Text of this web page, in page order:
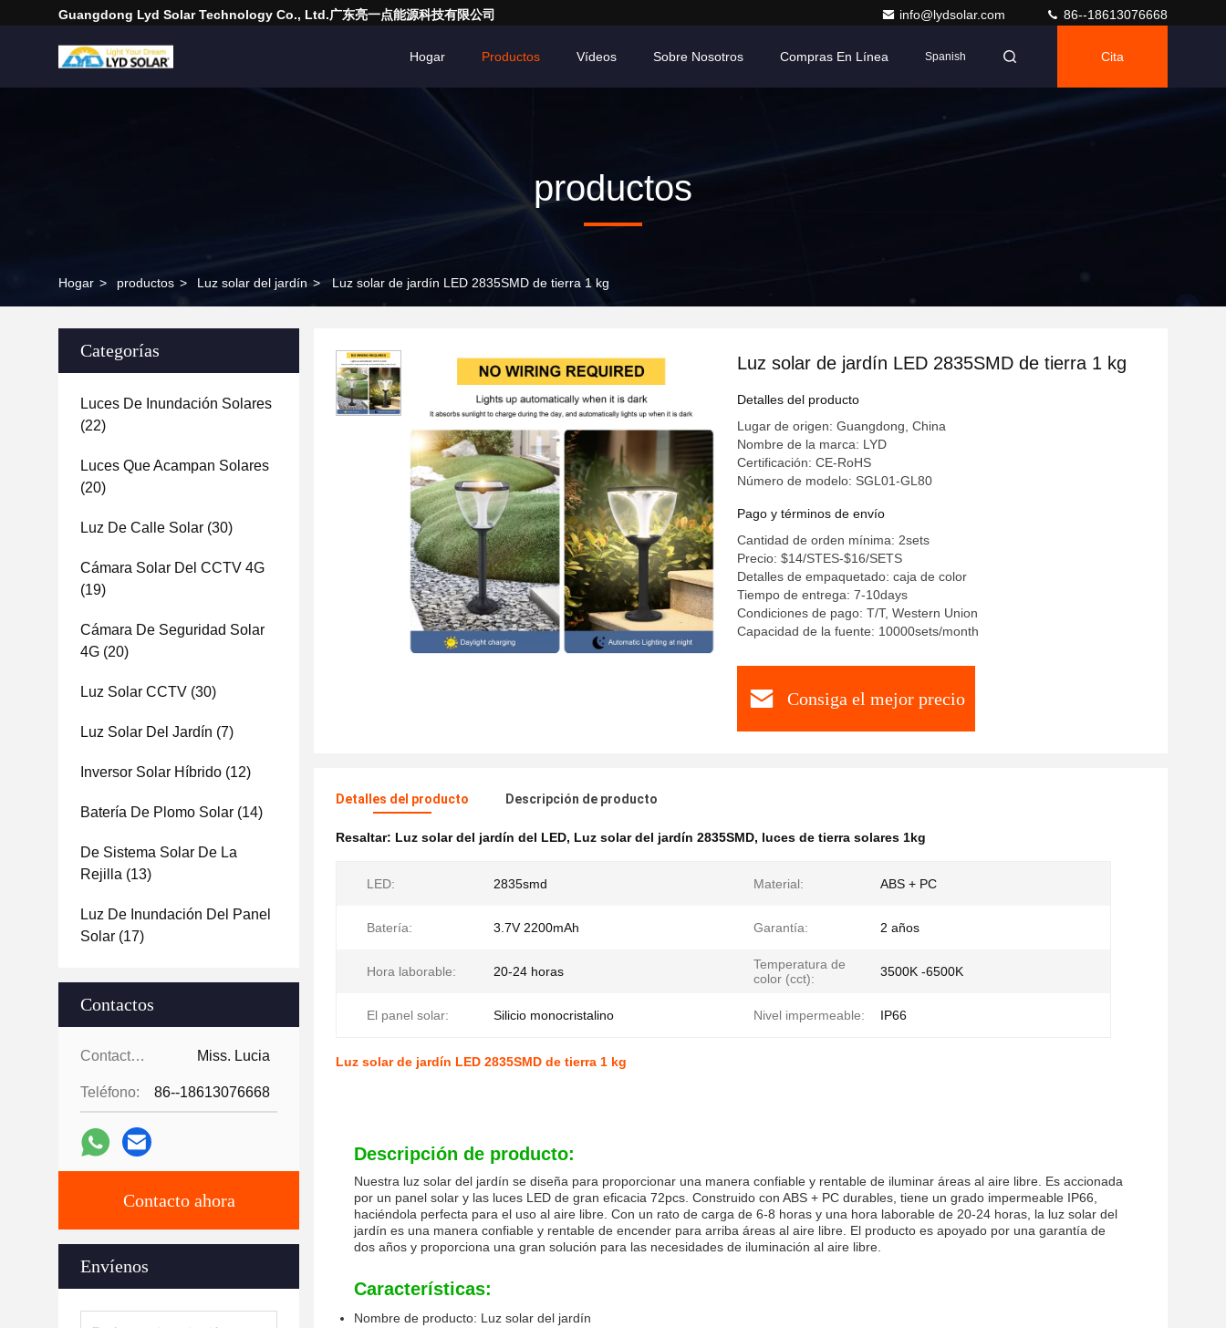
Guangdong Lyd Solar Technology Co., Ltd.广东亮一点能源科技有限公司 info@lydsolar.com 86--18613076668
Hogar Productos Vídeos Sobre Nosotros Compras En Línea Spanish Cita
productos
Hogar > productos > Luz solar del jardín > Luz solar de jardín LED 2835SMD de tierra 1 kg
Categorías
Luces De Inundación Solares
(22)
Luces Que Acampan Solares
(20)
Luz De Calle Solar (30)
Cámara Solar Del CCTV 4G
(19)
Cámara De Seguridad Solar
4G (20)
Luz Solar CCTV (30)
Luz Solar Del Jardín (7)
Inversor Solar Híbrido (12)
Batería De Plomo Solar (14)
De Sistema Solar De La
Rejilla (13)
Luz De Inundación Del Panel
Solar (17)
Contactos
Contactos: Miss. Lucia
Teléfono: 86--18613076668
Contacto ahora
Envíenos
Luz solar de jardín LED 2835SMD de tierra 1 kg
Detalles del producto
Lugar de origen: Guangdong, China
Nombre de la marca: LYD
Certificación: CE-RoHS
Número de modelo: SGL01-GL80
Pago y términos de envío
Cantidad de orden mínima: 2sets
Precio: $14/STES-$16/SETS
Detalles de empaquetado: caja de color
Tiempo de entrega: 7-10days
Condiciones de pago: T/T, Western Union
Capacidad de la fuente: 10000sets/month
Consiga el mejor precio
Detalles del producto Descripción de producto
Resaltar: Luz solar del jardín del LED, Luz solar del jardín 2835SMD, luces de tierra solares 1kg
LED: 2835smd Material: ABS + PC
Batería: 3.7V 2200mAh Garantía: 2 años
Hora laborable: 20-24 horas
Temperatura de
color (cct):
3500K -6500K
El panel solar: Silicio monocristalino Nivel impermeable: IP66
Luz solar de jardín LED 2835SMD de tierra 1 kg
Descripción de producto:
Nuestra luz solar del jardín se diseña para proporcionar una manera confiable y rentable de iluminar áreas al aire libre. Es accionada
por un panel solar y las luces LED de gran eficacia 72pcs. Construido con ABS + PC durables, tiene un grado impermeable IP66,
haciéndola perfecta para el uso al aire libre. Con un rato de carga de 6-8 horas y una hora laborable de 20-24 horas, la luz solar del
jardín es una manera confiable y rentable de encender para arriba áreas al aire libre. El producto es apoyado por una garantía de
dos años y proporciona una gran solución para las necesidades de iluminación al aire libre.
Características:
Nombre de producto: Luz solar del jardín